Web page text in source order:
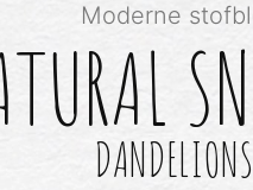
Moderne
DANDELIONS